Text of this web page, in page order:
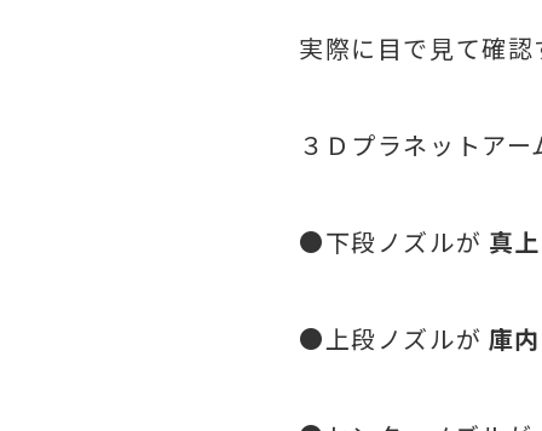
実際に目で見て確認
３Ｄプラネットア
●下段ノズルが 真
●上段ノズルが 庫